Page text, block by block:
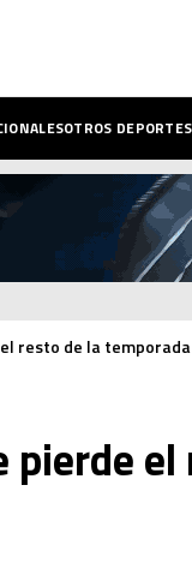
OTROS DEPORTES
resto de la